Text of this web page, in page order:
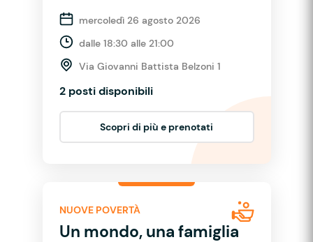
mercoledì 26 agosto 2026
dalle 18:30 alle 21:00
Via Giovanni Battista Belzoni 1
2 posti disponibili
Scopri di più e prenotati
NUOVE POVERTÀ
Un mondo, una famiglia